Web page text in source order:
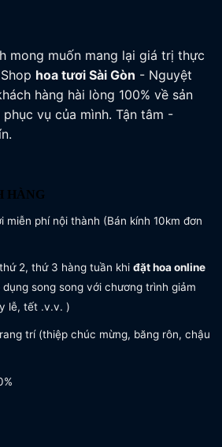
mong muốn mang lại giá trị thực
hoa tươi Sài Gòn - Nguyệt
hàng hài lòng 100% về sản
vụ của mình. Tận tâm -
HÀNG
miễn phí nội thành (Bán kính 10km đơn
2, thứ 3 hàng tuần khi đặt hoa online
song song với chương trình giảm
lễ, tết .v.v. )
trí (thiệp chúc mừng, băng rôn, chậu